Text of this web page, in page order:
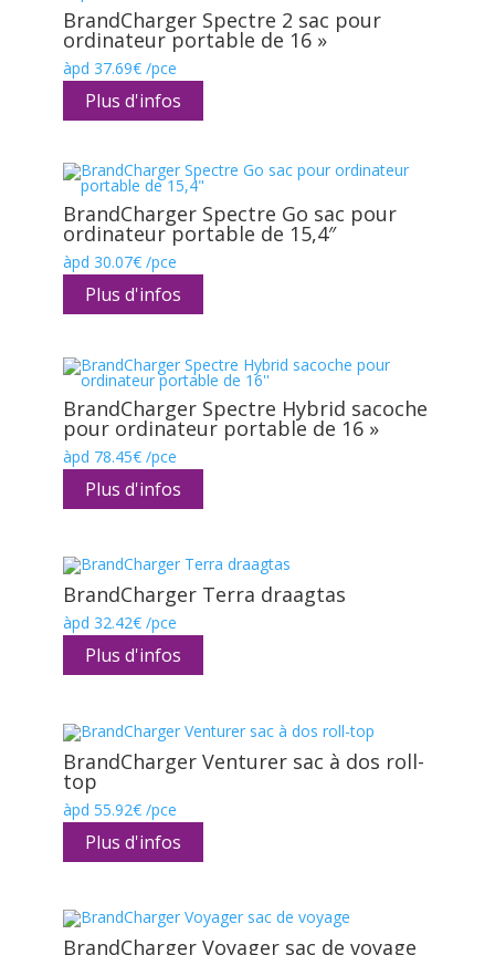
BrandCharger Spectre 2 sac pour
ordinateur portable de 16 »
àpd 37.69€/pce
Plus d'infos
BrandCharger Spectre Go sac pour
ordinateur portable de 15,4″
àpd 30.07€/pce
Plus d'infos
BrandCharger Spectre Hybrid sacoche
pour ordinateur portable de 16 »
àpd 78.45€/pce
Plus d'infos
BrandCharger Terra draagtas
àpd 32.42€/pce
Plus d'infos
BrandCharger Venturer sac à dos roll-
top
àpd 55.92€/pce
Plus d'infos
BrandCharger Voyager sac de voyage